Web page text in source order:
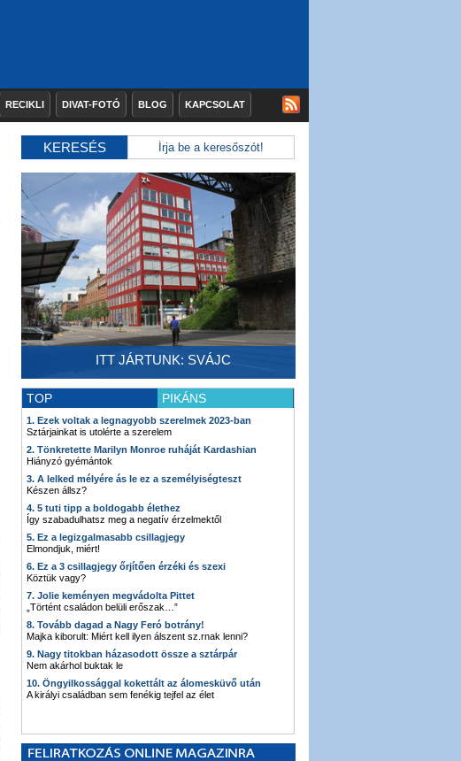
RECIKLI DIVAT-FOTÓ BLOG KAPCSOLAT
KERESÉS
ITT JÁRTUNK: SVÁJC
TOP PIKÁNS
1. Ezek voltak a legnagyobb szerelmek 2023-ban
Sztárjainkat is utolérte a szerelem
2. Tönkretette Marilyn Monroe ruháját Kardashian
Hiányzó gyémántok
3. A lelked mélyére ás le ez a személyiségteszt
Készen állsz?
4. 5 tuti tipp a boldogabb élethez
Így szabadulhatsz meg a negatív érzelmektől
5. Ez a legizgalmasabb csillagjegy
Elmondjuk, miért!
6. Ez a 3 csillagjegy őrjítően érzéki és szexi
Köztük vagy?
7. Jolie keményen megvádolta Pittet
„Történt családon belüli erőszak…”
8. Tovább dagad a Nagy Feró botrány!
Majka kiborult: Miért kell ilyen álszent sz.rnak lenni?
9. Nagy titokban házasodott össze a sztárpár
Nem akárhol buktak le
10. Öngyilkossággal kokettált az álomesküvő után
A királyi családban sem fenékig tejfel az élet